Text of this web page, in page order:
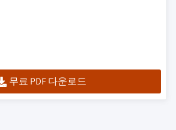
무료 PDF 다운로드